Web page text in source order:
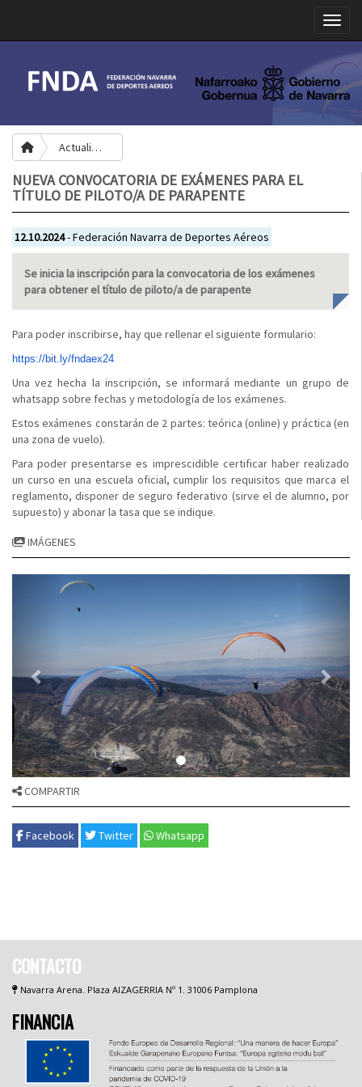
Actualidad
NUEVA CONVOCATORIA DE EXÁMENES PARA EL
TÍTULO DE PILOTO/A DE PARAPENTE
12.10.2024- Federación Navarra de Deportes Aéreos
Se inicia la inscripción para la convocatoria de los exámenes
para obtener el título de piloto/a de parapente
Para poder inscribirse, hay que rellenar el siguiente formulario:
https://bit.ly/fndaex24
Una vez hecha la inscripción, se informará mediante un grupo de
whatsapp sobre fechas y metodología de los exámenes.
Estos exámenes constarán de 2 partes: teórica (online) y práctica (en
una zona de vuelo).
Para poder presentarse es imprescidible certificar haber realizado
un curso en una escuela oficial, cumplir los requisitos que marca el
reglamento, disponer de seguro federativo (sirve el de alumno, por
supuesto) y abonar la tasa que se indique.
IMÁGENES
COMPARTIR
Facebook Twitter Whatsapp
CONTACTO
Navarra Arena. Plaza AIZAGERRIA Nº 1. 31006 Pamplona
FINANCIA